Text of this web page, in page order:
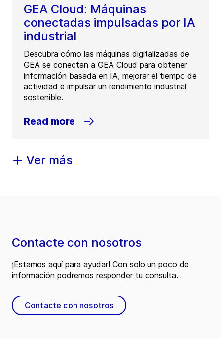
GEA Cloud: Máquinas
conectadas impulsadas por IA
industrial
Descubra cómo las máquinas digitalizadas de
GEA se conectan a GEA Cloud para obtener
información basada en IA, mejorar el tiempo de
actividad e impulsar un rendimiento industrial
sostenible.
Read more
Ver más
Contacte con nosotros
¡Estamos aquí para ayudar! Con solo un poco de
información podremos responder tu consulta.
Contacte con nosotros